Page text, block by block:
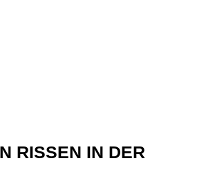
RISSEN IN DER